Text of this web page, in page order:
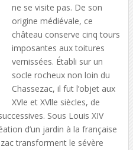
ne se visite pas. De son
origine médiévale, ce
château conserve cinq tours
imposantes aux toitures
vernissées. Établi sur un
socle rocheux non loin du
Chassezac, il fut l’objet aux
XVle et XVlle siècles, de
Sous Louis XIV
d’un jardin à la française
transforment le sévère